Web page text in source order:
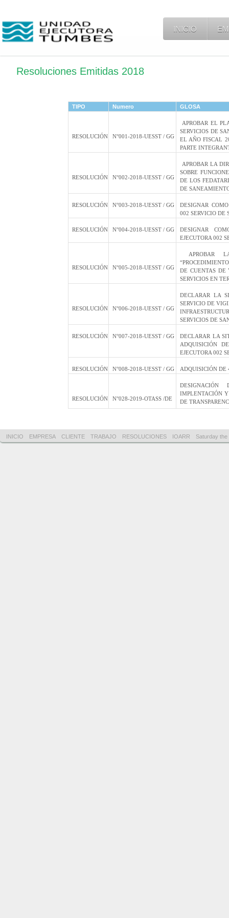
INICIO
Resoluciones Emitidas 2018
TIPO Numero GLOSA
RESOLUCIÓN N°001-2018-UESST / GG
APROBAR EL
SERVICIOS DE
EL AÑO FISCAL
PARTE
RESOLUCIÓN N°002-2018-UESST / GG
APROBAR LA
SOBRE
DE LOS
DE
RESOLUCIÓN N°003-2018-UESST / GG
DESIGNAR
002 SERVICIO DE
RESOLUCIÓN N°004-2018-UESST / GG
DESIGNAR
EJECUTORA 002
RESOLUCIÓN N°005-2018-UESST / GG
APROBAR LA
DE CUENTAS DE
SERVICIOS EN
RESOLUCIÓN N°006-2018-UESST / GG
DECLARAR LA
SERVICIO DE
SERVICIOS DE
RESOLUCIÓN N°007-2018-UESST / GG
DECLARAR LA
ADQUISICIÓN
EJECUTORA 002
RESOLUCIÓN N°008-2018-UESST / GG ADQUISICIÓN DE
RESOLUCIÓN N°028-2019-OTASS /DE
IMPLENTACIÓN
DE
INICIO EMPRESA CLIENTE TRABAJO RESOLUCIONES IOARR Saturday